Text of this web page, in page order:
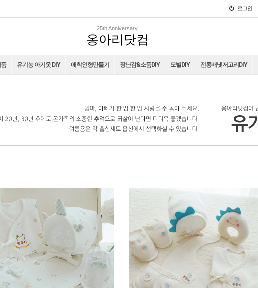
로그인
25th Anniversary
옹아리닷컴
유기농 아기옷 DIY 애착인형만들기 장난감&소품DIY 모빌DIY 전통배냇저고리DIY